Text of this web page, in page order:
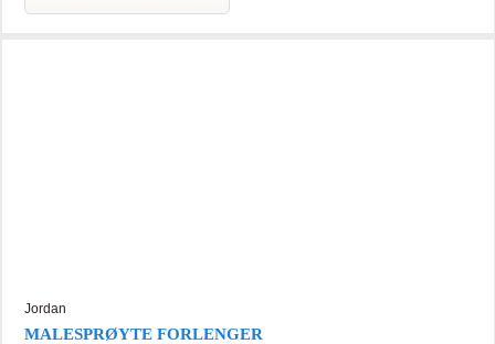
Jordan
MALESPRØYTE FORLENGER